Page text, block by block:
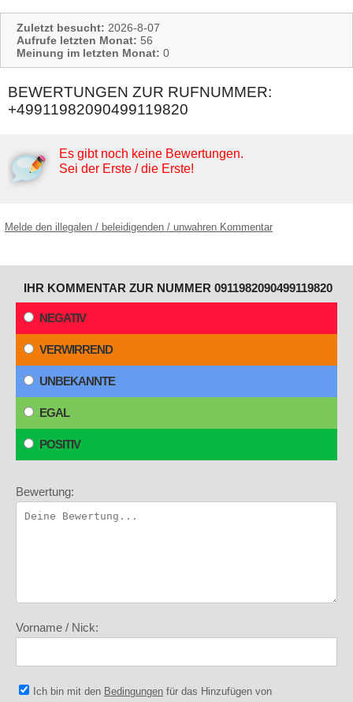
Zuletzt besucht: 2026-8-07
Aufrufe letzten Monat: 56
Meinung im letzten Monat: 0
BEWERTUNGEN ZUR RUFNUMMER:
+49911982090499119820
Es gibt noch keine Bewertungen.
Sei der Erste / die Erste!
Melde den illegalen / beleidigenden / unwahren Kommentar
IHR KOMMENTAR ZUR NUMMER 0911982090499119820
NEGATIV
VERWIRREND
UNBEKANNTE
EGAL
POSITIV
Bewertung:
Vorname / Nick:
Ich bin mit den Bedingungen für das Hinzufügen von